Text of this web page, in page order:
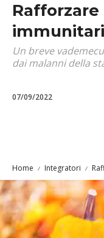
Un breve
dai malanni della
07/09/2022
Home Integratori